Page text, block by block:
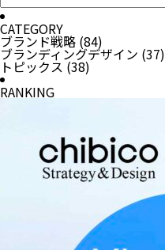
CATEGORY
ブランド戦略 (84)
ブランディングデザイン (37)
トピックス(38)
RANKING